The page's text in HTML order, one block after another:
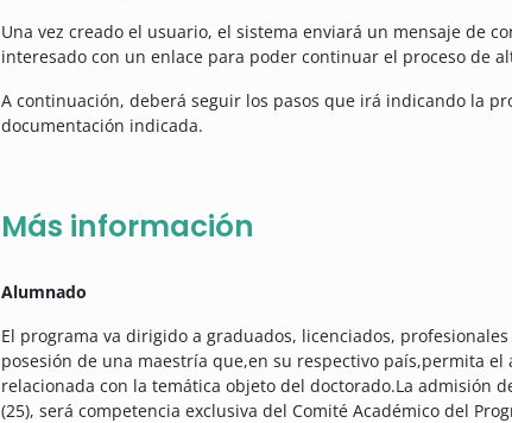
Una vez creado el usuario, el sistema enviará un mensaje de
interesado con un enlace para poder continuar el proceso de
A continuación, deberá seguir los pasos que irá indicando la
documentación indicada.
Más información
Alumnado
El programa va dirigido a graduados, licenciados,
posesión de una maestría que,en su respectivo país,permita
relacionada con la temática objeto del doctorado.La admisión
(25), será competencia exclusiva del Comité Académico del